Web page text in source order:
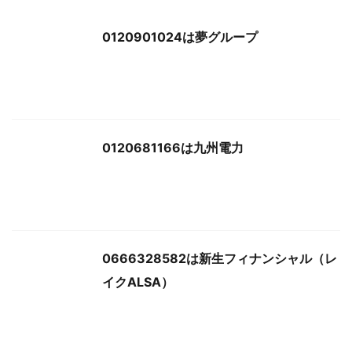
0120901024は夢グループ
0120681166は九州電力
0666328582は新生フィナンシャル（レ
イクALSA）